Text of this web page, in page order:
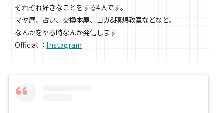
それぞれ好きなことをする4人です。
マヤ暦、占い、交換本屋、ヨガ&瞑想教室などなど。
なんかをやる時なんか発信します
Official ： Instagram